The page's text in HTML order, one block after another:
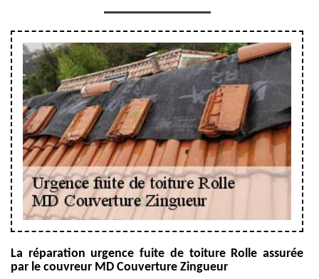
La réparation urgence fuite de toiture Rolle assurée
par le couvreur MD Couverture Zingueur